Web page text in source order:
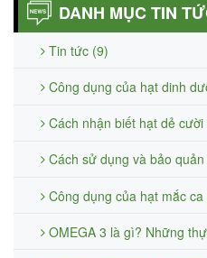
DANH MỤC TIN
Tin tức (9)
Công dụng của hạt dinh
Cách nhận biết hạt dẻ
Cách sử dụng và bảo
Công dụng của hạt mắc ca
OMEGA 3 là gì? Những